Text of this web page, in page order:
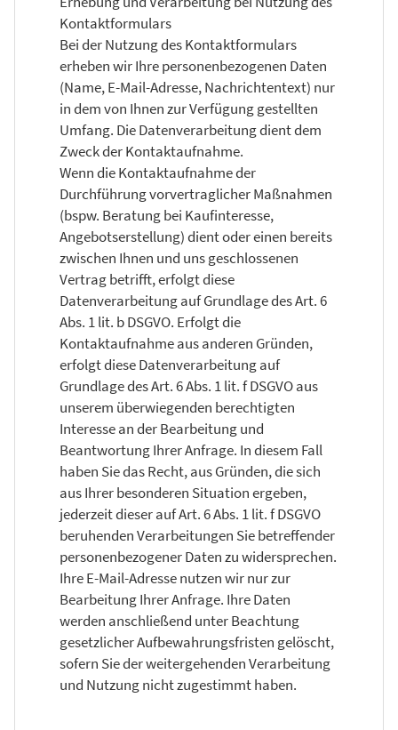
Kontaktformulars
Bei der Nutzung des Kontaktformulars
erheben wir Ihre personenbezogenen Daten
(Name, E-Mail-Adresse, Nachrichtentext) nur
in dem von Ihnen zur Verfügung gestellten
Umfang. Die Datenverarbeitung dient dem
Zweck der Kontaktaufnahme.
Wenn die Kontaktaufnahme der
Durchführung vorvertraglicher Maßnahmen
(bspw. Beratung bei Kaufinteresse,
Angebotserstellung) dient oder einen bereits
zwischen Ihnen und uns geschlossenen
Vertrag betrifft, erfolgt diese
Datenverarbeitung auf Grundlage des Art. 6
Abs. 1 lit. b DSGVO. Erfolgt die
Kontaktaufnahme aus anderen Gründen,
erfolgt diese Datenverarbeitung auf
Grundlage des Art. 6 Abs. 1 lit. f DSGVO aus
unserem überwiegenden berechtigten
Interesse an der Bearbeitung und
Beantwortung Ihrer Anfrage. In diesem Fall
haben Sie das Recht, aus Gründen, die sich
aus Ihrer besonderen Situation ergeben,
jederzeit dieser auf Art. 6 Abs. 1 lit. f DSGVO
beruhenden Verarbeitungen Sie betreffender
personenbezogener Daten zu widersprechen.
Ihre E-Mail-Adresse nutzen wir nur zur
Bearbeitung Ihrer Anfrage. Ihre Daten
werden anschließend unter Beachtung
gesetzlicher Aufbewahrungsfristen gelöscht,
sofern Sie der weitergehenden Verarbeitung
und Nutzung nicht zugestimmt haben.